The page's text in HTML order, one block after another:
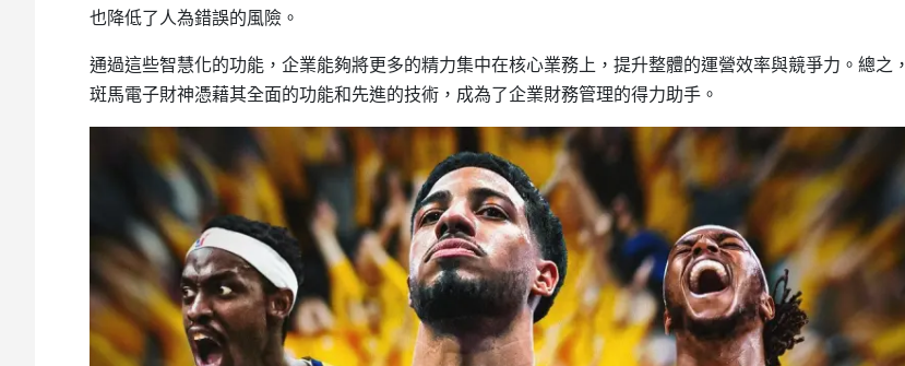
也降低了人為錯誤的風險。
通過這些智慧化的功能，企業能夠將更多的精力集中在核心業務上，提升整體的運營效率與競爭力。總之，
斑馬電子財神憑藉其全面的功能和先進的技術，成為了企業財務管理的得力助手。